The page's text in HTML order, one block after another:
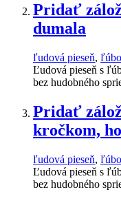
Pridať
dumala
ľudová pieseň,
Ľudová pieseň s
bez hudobného
Pridať
kročkom,
ľudová pieseň,
Ľudová pieseň s
bez hudobného